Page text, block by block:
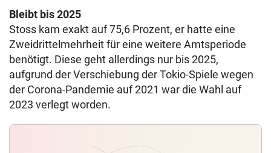
Bleibt bis 2025
Stoss kam exakt auf 75,6 Prozent, er hatte eine
Zweidrittelmehrheit für eine weitere Amtsperiode
benötigt. Diese geht allerdings nur bis 2025,
aufgrund der Verschiebung der Tokio-Spiele wegen
der Corona-Pandemie auf 2021 war die Wahl auf
2023 verlegt worden.